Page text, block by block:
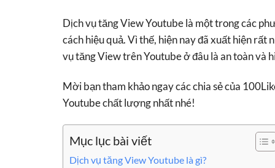
Dịch vụ tăng View Youtube là một trong các
cách hiệu quả. Vì thế, hiện nay đã xuất hiện rất
vụ tăng View trên Youtube ở đâu là an toàn và
Mời bạn tham khảo ngay các chia sẻ của
Youtube chất lượng nhất nhé!
Mục lục bài viết
Dịch vụ tăng View Youtube là gì?